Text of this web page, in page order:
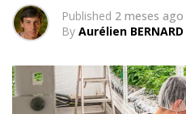
Published 2 meses ago
By Aurélien BERNARD